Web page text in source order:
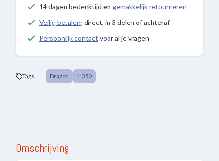
14 dagen bedenktijd en gemakkelijk retourneren
Veilig betalen; direct, in 3 delen of achteraf
Persoonlijk contact voor al je vragen
Tags Dragon 1:350
Omschrijving